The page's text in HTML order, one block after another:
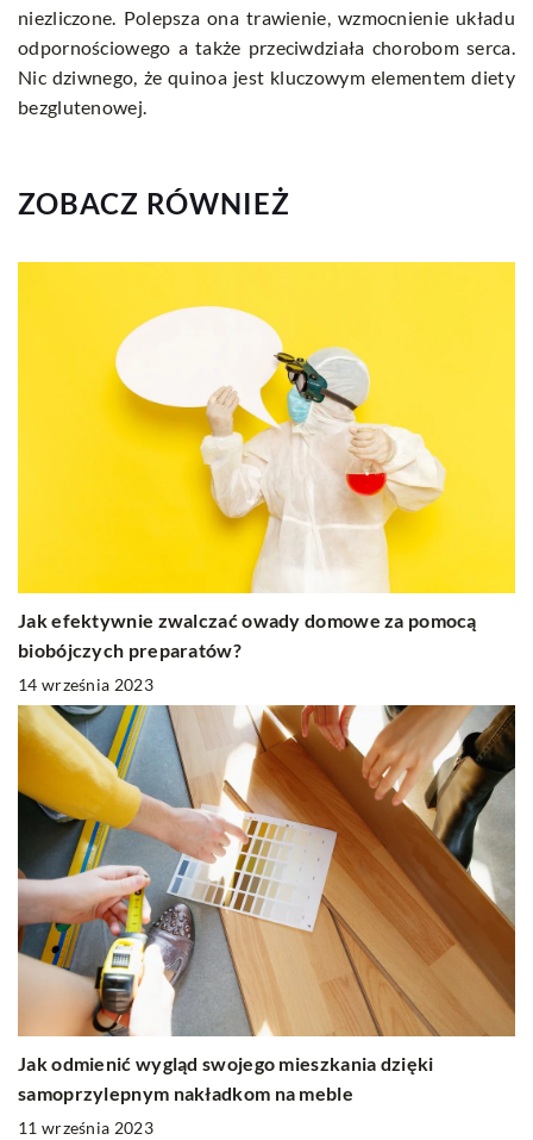
niezliczone. Polepsza ona trawienie, wzmocnienie układu
odpornościowego a także przeciwdziała chorobom serca.
Nic dziwnego, że quinoa jest kluczowym elementem diety
bezglutenowej.
ZOBACZ RÓWNIEŻ
Jak efektywnie zwalczać owady domowe za pomocą
biobójczych preparatów?
14 września 2023
Jak odmienić wygląd swojego mieszkania dzięki
samoprzylepnym nakładkom na meble
11 września 2023